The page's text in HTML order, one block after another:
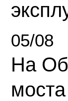
05/08
На